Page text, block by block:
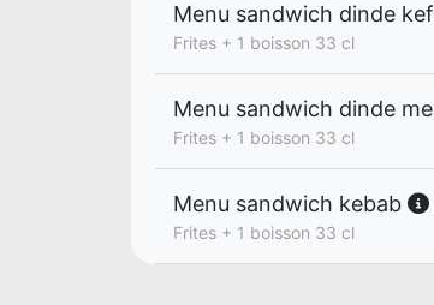
Menu sandwich dinde
Frites + 1 boisson 33 cl
Menu sandwich dinde
Frites + 1 boisson 33 cl
Menu sandwich kebab
Frites + 1 boisson 33 cl